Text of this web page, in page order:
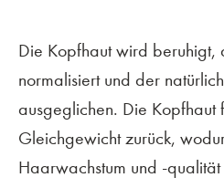
Die Kopfhaut wird beruhigt,
normalisiert und der
ausgeglichen. Die Kopfhaut
Gleichgewicht zurück,
Haarwachstum und -qualität